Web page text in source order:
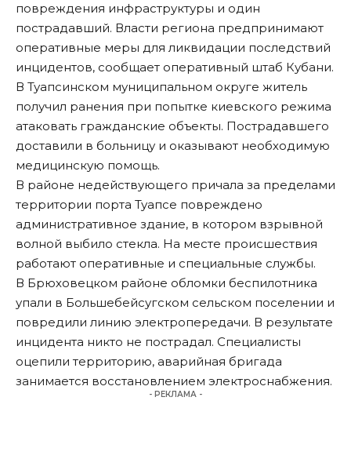
повреждения инфраструктуры и один
пострадавший. Власти региона предпринимают
оперативные меры для ликвидации последствий
инцидентов, сообщает оперативный штаб Кубани.
В Туапсинском муниципальном округе житель
получил ранения при попытке киевского режима
атаковать гражданские объекты. Пострадавшего
доставили в больницу и оказывают необходимую
медицинскую помощь.
В районе недействующего причала за пределами
территории порта Туапсе повреждено
административное здание, в котором взрывной
волной выбило стекла. На месте происшествия
работают оперативные и специальные службы.
В Брюховецком районе обломки беспилотника
упали в Большебейсугском сельском поселении и
повредили линию электропередачи. В результате
инцидента никто не пострадал. Специалисты
оцепили территорию, аварийная бригада
занимается восстановлением электроснабжения.
- РЕКЛАМА -